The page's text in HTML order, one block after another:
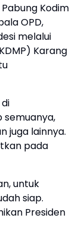
Kodim
OPD,
melalui
Karang
semuanya,
juga lainnya.
pada
untuk
siap.
Presiden